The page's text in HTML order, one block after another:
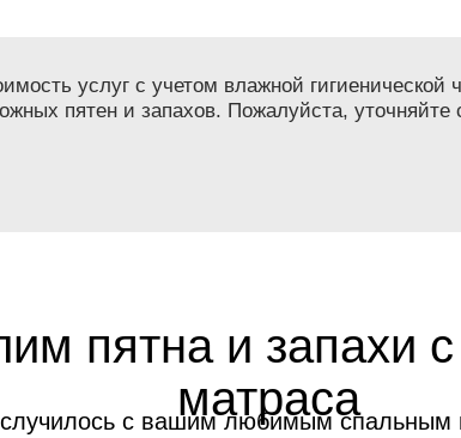
услуг с учетом влажной гигиенической
пятен и запахов. Пожалуйста,
пятна и запахи
матраса
с вашим любимым спальным